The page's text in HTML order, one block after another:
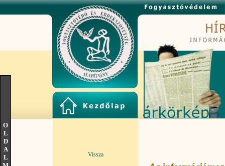
O
L
D
A
L
Vissza